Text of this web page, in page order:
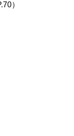
）